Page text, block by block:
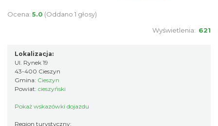
Ocena: 5.0 (Oddano 1 głosy)
Wyświetlenia: 621
Lokalizacja:
Ul. Rynek 19
43-400 Cieszyn
Gmina: Cieszyn
Powiat: cieszyński
Pokaż wskazówki dojazdu
Region turystyczny: